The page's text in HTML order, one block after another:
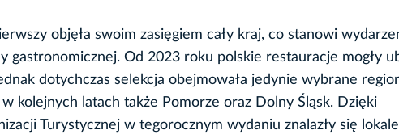
objęła swoim zasięgiem cały kraj, co stanowi
gastronomicznej. Od 2023 roku polskie restauracje mogły
dotychczas selekcja obejmowała jedynie wybrane
kolejnych latach także Pomorze oraz Dolny Śląsk. Dzięki
Turystycznej w tegorocznym wydaniu znalazły się lokale